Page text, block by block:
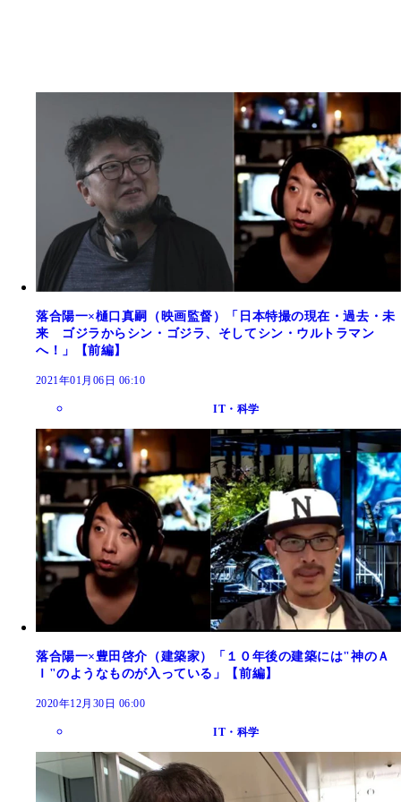
落合陽一×樋口真嗣（映画監督）「日本特撮の現在・過去・未
来 ゴジラからシン・ゴジラ、そしてシン・ウルトラマン
へ！」【前編】
2021年01月06日 06:10
IT・科学
落合陽一×豊田啓介（建築家）「１０年後の建築には"神のＡ
Ｉ"のようなものが入っている」【前編】
2020年12月30日 06:00
IT・科学